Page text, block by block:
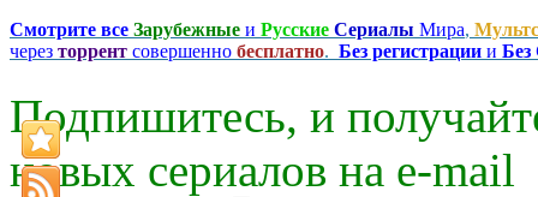
Смотрите все Зарубежные и Русские Сериалы Мира,
через торрент совершенно бесплатно. Без регистрации и
Подпишитесь, и
новых сериалов на e-mаil